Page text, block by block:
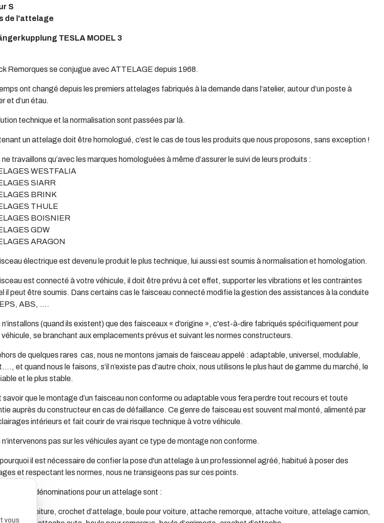
S
de l'attelage
TESLA MODEL 3
Remorques se conjugue avec ATTELAGE depuis 1968.
ont changé depuis les premiers attelages fabriqués à la demande dans l’atelier, autour d’un poste à
et d’un étau.
technique et la normalisation sont passées par là.
un attelage doit être homologué, c’est le cas de tous les produits que nous proposons, sans exception !
travaillons qu’avec les marques homologuées à même d’assurer le suivi de leurs produits :
WESTFALIA
SIARR
BRINK
THULE
BOISNIER
GDW
ARAGON
électrique est devenu le produit le plus technique, lui aussi est soumis à normalisation et homologation.
est connecté à votre véhicule, il doit être prévu à cet effet, supporter les vibrations et les contraintes
il peut être soumis. Dans certains cas le faisceau connecté modifie la gestion des assistances à la conduite
ABS, ….
n’installons (quand ils existent) que des faisceaux « d’origine », c'est-à-dire fabriqués spécifiquement pour
se branchant aux emplacements prévus et suivant les normes constructeurs.
de quelques rares cas, nous ne montons jamais de faisceau appelé : adaptable, universel, modulable,
et quand nous le faisons, s’il n’existe pas d’autre choix, nous utilisons le plus haut de gamme du marché, le
et le plus stable.
savoir que le montage d’un faisceau non conforme ou adaptable vous fera perdre tout recours et toute
auprès du constructeur en cas de défaillance. Ce genre de faisceau est souvent mal monté, alimenté par
intérieurs et fait courir de vrai risque technique à votre véhicule.
n’intervenons pas sur les véhicules ayant ce type de montage non conforme.
il est nécessaire de confier la pose d'un attelage à un professionnel agréé, habitué à poser des
et respectant les normes, nous ne transigeons pas sur ces points.
dénominations pour un attelage sont :
pour voiture, crochet d’attelage, boule pour voiture, attache remorque, attache voiture, attelage camion,
vous